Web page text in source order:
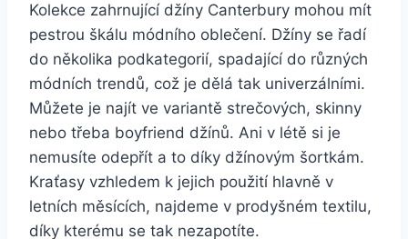
Kolekce zahrnující džíny Canterbury mohou mít
pestrou škálu módního oblečení. Džíny se řadí
do několika podkategorií, spadající do různých
módních trendů, což je dělá tak univerzálními.
Můžete je najít ve variantě strečových, skinny
nebo třeba boyfriend džínů. Ani v létě si je
nemusíte odepřít a to díky džínovým šortkám.
Kraťasy vzhledem k jejich použití hlavně v
letních měsících, najdeme v prodyšném textilu,
díky kterému se tak nezapotíte.